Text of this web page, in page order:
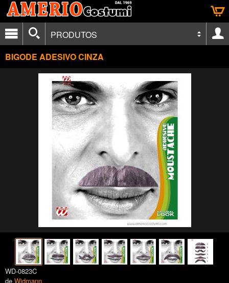
PRODUTOS
BIGODE ADESIVO CINZA
WD-0823C
de Widmann